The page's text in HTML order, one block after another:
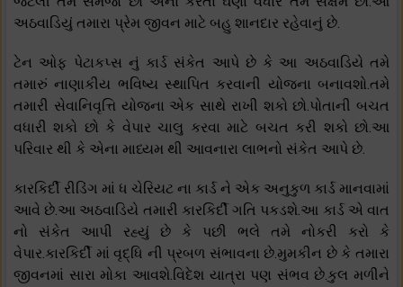
અઠવાડિયું તમારા પ્રેમ જીવન માટે બહુ શાનદાર રહેવાનું છે.
ટેન ઓફ પેટાકપ્સ નું કાર્ડ સંકેત આપે છે કે આ અઠવાડિયે તમે
તમારું નાણાકીય ભવિષ્ય સ્થાપિત કરવાની યોજના બનાવશો.તમે
તમારી સેવાનિવૃત્તિ યોજના એક સાથે રાખી શકો છો.પોતાની બચત
વધારી શકો છો કે વેપાર ચાલુ કરવા માટે બચત કરી શકો છો.આ
પરિવાર થી કે એના માધ્યમ થી આવનારા લાભનો સંકેત આપે છે.
કારકિર્દી રીડિંગ માં ધ ચેરિયટ ના કાર્ડ ને એક અનુકુળ કાર્ડ માનવામાં
આવે છે.આ અઠવાડિયે તમારી કારકિર્દી ગતિ પકડશે.આ કાર્ડ એ વાત
નો સંકેત આપી રહ્યું છે કે પછી ભલે તમે નોકરી કરો કે
વેપાર.કારકિર્દી માં વૃદ્ધિ ની પ્રબળ સંભાવના છે.મુમકીન છે કે તમારા
જીવનમાં સારા મોકા આવશે.વિદેશ યાત્રા પણ સંભવ છે.કુલ મળીને